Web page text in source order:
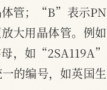
体管；“B”表示PN
大用晶体管。例如
，如“2SA119A”
的编号，如英国生